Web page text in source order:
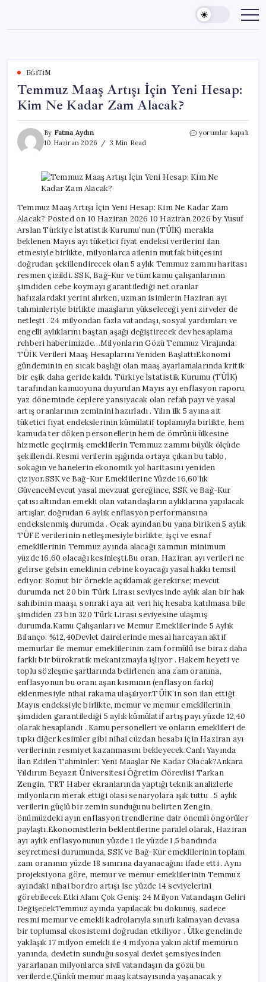
content
EĞITIM
Temmuz Maaş Artışı İçin Yeni Hesap:
Kim Ne Kadar Zam Alacak?
By Fatma Aydın
10 Haziran 2026
3 Min Read
Temmuz
Yeni
Hesap:
Ne
Kadar
Zam
Alacak?
için
yorumlar kapalı
Temmuz Maaş Artışı İçin Yeni Hesap: Kim Ne Kadar Zam
Alacak? Posted on 10 Haziran 2026 10 Haziran 2026 by Yusuf
Arslan Türkiye İstatistik Kurumu’nun (TÜİK) merakla
beklenen Mayıs ayı tüketici fiyat endeksi verilerini ilan
etmesiyle birlikte, milyonlarca ailenin mutfak bütçesini
doğrudan şekillendirecek olan 5 aylık Temmuz zammı haritası
resmen çizildi. SSK, Bağ-Kur ve tüm kamu çalışanlarının
şimdiden cebe koymayı garantilediği net oranlar
hafızalardaki yerini alırken, uzman isimlerin Haziran ayı
tahminleriyle birlikte maaşların yükseleceği yeni zirveler de
netleşti . 24 milyondan fazla vatandaşı, sosyal yardımları ve
engelli aylıklarını baştan aşağı değiştirecek dev hesaplama
rehberi haberimizde…Milyonların Gözü Temmuz Virajında:
TÜİK Verileri Maaş Hesaplarını Yeniden BaşlattıEkonomi
gündeminin en sıcak başlığı olan maaş ayarlamalarında kritik
bir eşik daha geride kaldı. Türkiye İstatistik Kurumu (TÜİK)
tarafından kamuoyuna duyurulan Mayıs ayı enflasyon raporu,
yaz döneminde ceplere yansıyacak olan refah payı ve yasal
artış oranlarının zeminini hazırladı . Yılın ilk 5 ayına ait
tüketici fiyat endekslerinin kümülatif toplamıyla birlikte, hem
kamuda ter döken personellerin hem de ömrünü ülkesine
hizmetle geçirmiş emeklilerin Temmuz zammı büyük ölçüde
şekillendi. Resmi verilerin ışığında ortaya çıkan bu tablo,
sokağın ve hanelerin ekonomik yol haritasını yeniden
çiziyor.SSK ve Bağ-Kur Emeklilerine Yüzde 16,60’lık
GüvenceMevcut yasal mevzuat gereğince, SSK ve Bağ-Kur
çatısı altından emekli olan vatandaşların aylıklarına yapılacak
artışlar, doğrudan 6 aylık enflasyon performansına
endekslenmiş durumda . Ocak ayından bu yana biriken 5 aylık
TÜFE verilerinin netleşmesiyle birlikte, işçi ve esnaf
emeklilerinin Temmuz ayında alacağı zammın minimum
yüzde 16,60 olacağı kesinleşti.Bu oran, Haziran ayı verileri ne
gelirse gelsin emeklinin cebine koyacağı yasal hakkı temsil
ediyor. Somut bir örnekle açıklamak gerekirse; mevcut
durumda net 20 bin Türk Lirası seviyesinde aylık alan bir hak
sahibinin maaşı, sonraki aya ait veri hiç hesaba katılmasa bile
şimdiden 23 bin 320 Türk Lirası seviyesine ulaşmış
durumda.Kamu Çalışanları ve Memur Emeklilerinde 5 Aylık
Bilanço: %12,40Devlet dairelerinde mesai harcayan aktif
memurlar ile memur emeklilerinin zam formülü ise biraz daha
farklı bir bürokratik mekanizmayla işliyor . Hakem heyeti ve
toplu sözleşme şartlarında belirlenen ana zam oranına,
enflasyonun bu oranı aşan kısmının (enflasyon farkı)
eklenmesiyle nihai rakama ulaşılıyor.TÜİK’in son ilan ettiği
Mayıs endeksiyle birlikte, memur ve memur emeklilerinin
şimdiden garantilediği 5 aylık kümülatif artış payı yüzde 12,40
olarak hesaplandı . Kamu personelleri ve onların emeklileri de
tıpkı diğer kesimler gibi nihai cüzdan hesabı için Haziran ayı
verilerinin resmiyet kazanmasını bekleyecek.Canlı Yayında
İlan Edilen Tahminler: Yeni Maaşlar Ne Kadar Olacak?Ankara
Yıldırım Beyazıt Üniversitesi Öğretim Görevlisi Tarkan
Zengin, TRT Haber ekranlarında yaptığı teknik analizlerle
milyonların merak ettiği olası senaryolara ışık tuttu . 5 aylık
verilerin güçlü bir zemin sunduğunu belirten Zengin,
önümüzdeki ayın enflasyon trendlerine dair önemli öngörüler
paylaştı.Ekonomistlerin beklentilerine paralel olarak, Haziran
ayı aylık enflasyonunun yüzde 1 ile yüzde 1,5 bandında
seyretmesi durumunda, SSK ve Bağ-Kur emeklilerinin toplam
zam oranının yüzde 18 sınırına dayanacağını ifade etti . Aynı
projeksiyona göre, memur ve memur emeklilerinin Temmuz
ayındaki nihai bordro artışı ise yüzde 14 seviyelerini
görebilecek.Etki Alanı Çok Geniş: 24 Milyon Vatandaşın Geliri
DeğişecekTemmuz ayında yapılacak bu dokunuş, sadece
resmi memur ve emekli kadrolarıyla sınırlı kalmayan devasa
bir toplumsal ekosistemi doğrudan etkiliyor . Ülke genelinde
yaklaşık 17 milyon emekli ile 4 milyona yakın aktif memurun
yanında, devletin sunduğu sosyal devlet şemsiyesinden
yararlanan milyonlarca sivil vatandaşın da gözü bu
verilerde.Çünkü memur maaş katsayısında yaşanacak y